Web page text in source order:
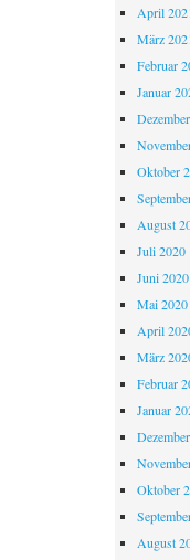
April
März
Februar
Januar
Oktober
August
Juli 2020
Juni 2020
Mai 2020
April
März
Februar
Januar
Oktober
August